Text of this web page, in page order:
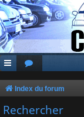
Index du forum
Rechercher